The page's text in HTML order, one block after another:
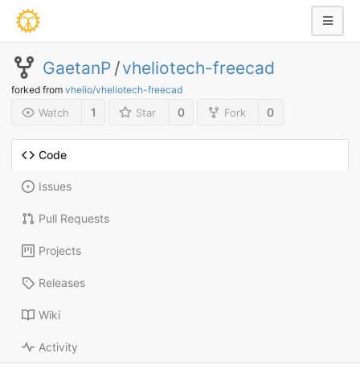
GaetanP /vheliotech-freecad
forked from vhelio/vheliotech-freecad
Watch 1 Star 0 Fork 0
Code
Issues
Pull Requests
Projects
Releases
Wiki
Activity